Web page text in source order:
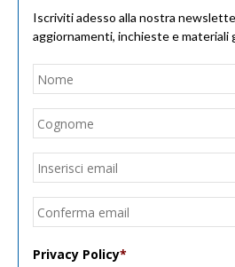
Iscriviti adesso alla nostra
aggiornamenti, inchieste e materiali
Nome
Email
Privacy Policy*